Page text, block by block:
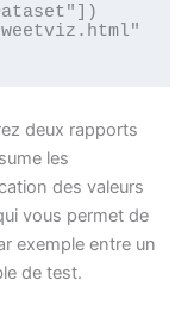
deux rapports
les
des valeurs
vous permet de
exemple entre un
de test.